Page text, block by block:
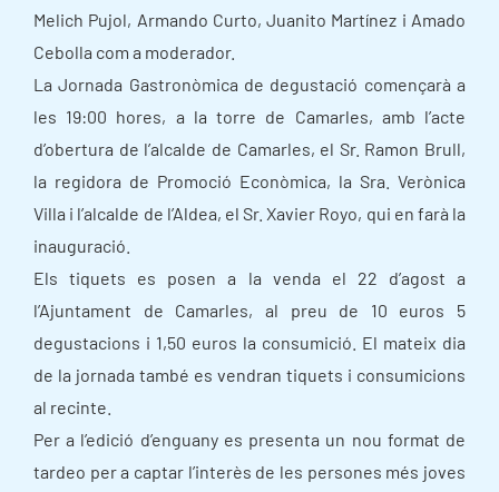
Melich Pujol, Armando Curto, Juanito Martínez i Amado
Cebolla com a moderador.
La Jornada Gastronòmica de degustació començarà a
les 19:00 hores, a la torre de Camarles, amb l’acte
d’obertura de l’alcalde de Camarles, el Sr. Ramon Brull,
la regidora de Promoció Econòmica, la Sra. Verònica
Villa i l’alcalde de l’Aldea, el Sr. Xavier Royo, qui en farà la
inauguració.
Els tiquets es posen a la venda el 22 d’agost a
l’Ajuntament de Camarles, al preu de 10 euros 5
degustacions i 1,50 euros la consumició. El mateix dia
de la jornada també es vendran tiquets i consumicions
al recinte.
Per a l’edició d’enguany es presenta un nou format de
tardeo per a captar l’interès de les persones més joves